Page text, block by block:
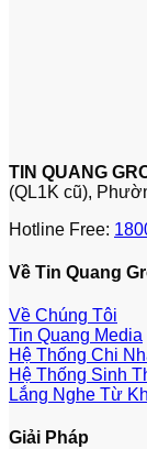
TIN QUANG
(QL1K cũ),
Hotline Free:
Về Tin Quang
Về Chúng Tôi
Tin Quang Media
Hệ Thống Chi
Hệ Thống Sinh
Lắng Nghe Từ
Giải Pháp